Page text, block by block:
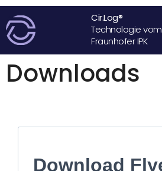
Cir.Log®
Technologie vom
Fraunhofer IPK
Downloads